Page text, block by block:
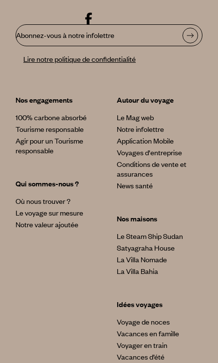
Abonnez-vous à notre infolettre
Lire notre politique de confidentialité
Nos engagements
100% carbone absorbé
Tourisme responsable
Agir pour un Tourisme
responsable
Qui sommes-nous ?
Où nous trouver ?
Le voyage sur mesure
Notre valeur ajoutée
Autour du voyage
Le Mag web
Notre infolettre
Application Mobile
Voyages d'entreprise
Conditions de vente et
assurances
News santé
Nos maisons
Le Steam Ship Sudan
Satyagraha House
La Villa Nomade
La Villa Bahia
Idées voyages
Voyage de noces
Vacances en famille
Voyager en train
Vacances d’été